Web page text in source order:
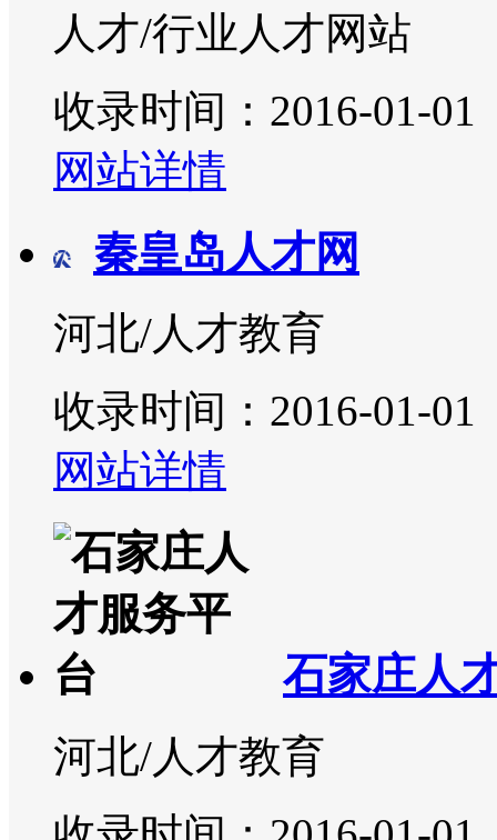
人才/行业人才网站
收录时间：2016-01-01
网站详情
秦皇岛人才网
河北/人才教育
收录时间：2016-01-01
网站详情
石家庄人
河北/人才教育